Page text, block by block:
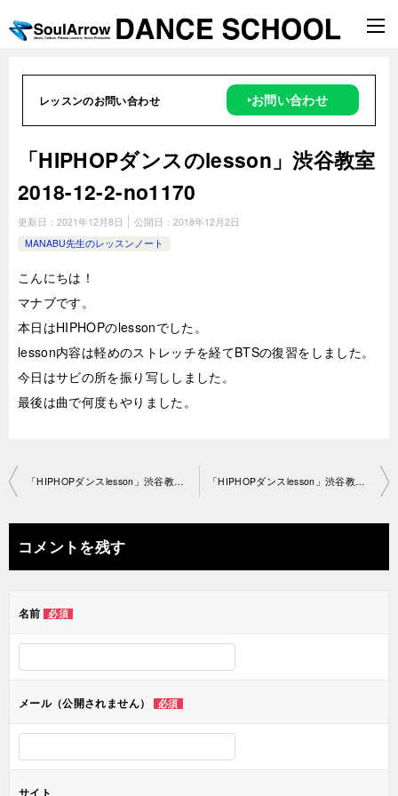
レッスンのお問い合わせ ‣お問い合わせ
「HIPHOPダンスのlesson」渋谷教室
2018-12-2-­no1170
更新日： 2021年12月8日 公開日： 2018年12月2日
MANABU先生のレッスンノート
こんにちは！
マナブです。
本日はHIPHOPのlessonでした。
lesson内容は軽めのストレッチを経てBTSの復習をしました。
今日はサビの所を振り写ししました。
最後は曲で何度もやりました。
投
ナ
ビ
ー
ン
コメントを残す
名前 必須
メール（公開されません） 必須